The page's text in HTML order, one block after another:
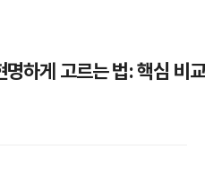
하게 고르는 법: 핵심 비